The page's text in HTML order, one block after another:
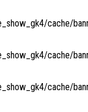
cache/
cache/
cache/